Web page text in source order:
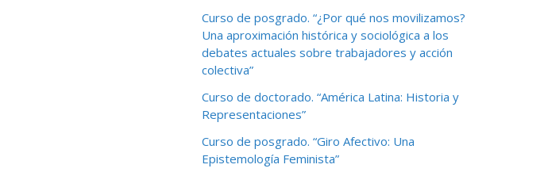
Curso de posgrado. “¿Por qué nos movilizamos?
Una aproximación histórica y sociológica a los
debates actuales sobre trabajadores y acción
colectiva”
Curso de doctorado. “América Latina: Historia y
Representaciones”
Curso de posgrado. “Giro Afectivo: Una
Epistemología Feminista”